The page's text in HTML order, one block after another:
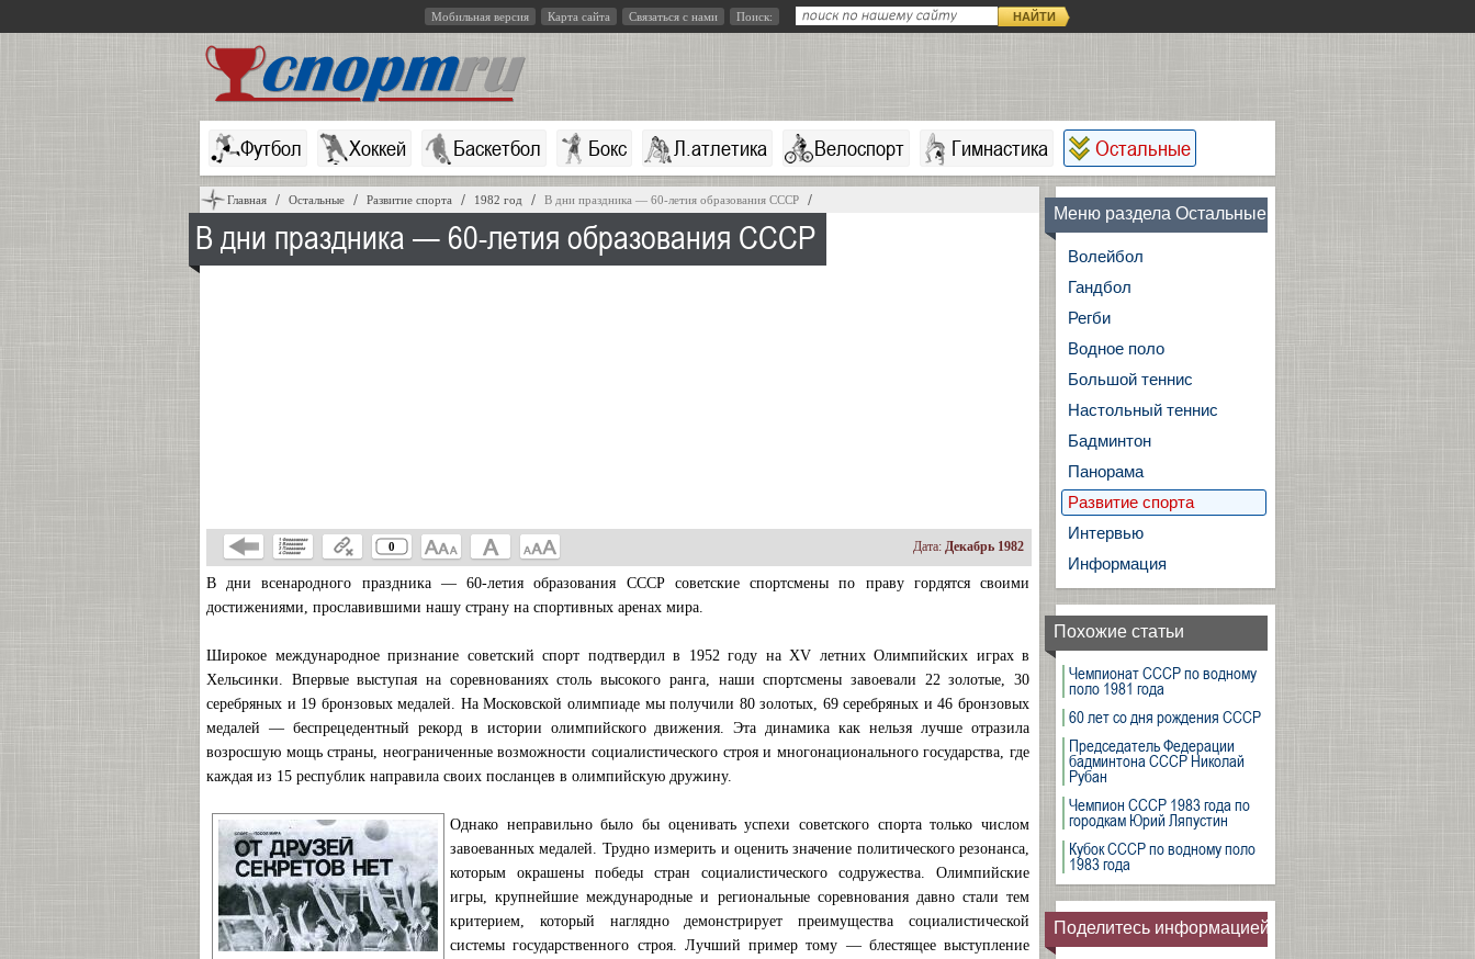
Мобильная версия Карта сайта Связаться с нами Поиск: НАЙТИ
Футбол Хоккей Баскетбол Бокс Л.атлетика Велоспорт Гимнастика Остальные
Главная Остальные Развитие спорта 1982 год В дни праздника — 60-летия образования СССР
В дни праздника — 60-летия образования СССР
0 Дата: Декабрь 1982
В дни всенародного праздника — 60-летия образования СССР советские спортсмены по праву гордятся своими
достижениями, прославившими нашу страну на спортивных аренах мира.
Широкое международное признание советский спорт подтвердил в 1952 году на XV летних Олимпийских играх в
Хельсинки. Впервые выступая на соревнованиях столь высокого ранга, наши спортсмены завоевали 22 золотые, 30
серебряных и 19 бронзовых медалей. На Московской олимпиаде мы получили 80 золотых, 69 серебряных и 46 бронзовых
медалей — беспрецедентный рекорд в истории олимпийского движения. Эта динамика как нельзя лучше отразила
возросшую мощь страны, неограниченные возможности социалистического строя и многонационального государства, где
каждая из 15 республик направила своих посланцев в олимпийскую дружину.
Однако неправильно было бы оценивать успехи советского спорта только числом
завоеванных медалей. Трудно измерить и оценить значение политического резонанса,
которым окрашены победы стран социалистического содружества. Олимпийские
игры, крупнейшие международные и региональные соревнования давно стали тем
критерием, который наглядно демонстрирует преимущества социалистической
системы государственного строя. Лучший пример тому — блестящее выступление
Меню раздела Остальные
Волейбол
Гандбол
Регби
Водное поло
Большой теннис
Настольный теннис
Бадминтон
Панорама
Развитие спорта
Интервью
Информация
Похожие статьи
Чемпионат СССР по водному
поло 1981 года
60 лет со дня рождения СССР
Председатель Федерации
бадминтона СССР Николай
Рубан
Чемпион СССР 1983 года по
городкам Юрий Ляпустин
Кубок СССР по водному поло
1983 года
Поделитесь информацией